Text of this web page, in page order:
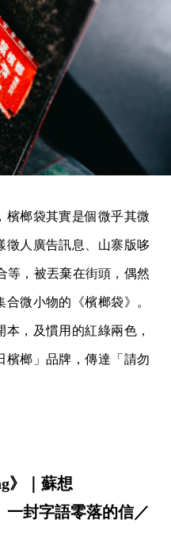
檳榔袋其實是個微乎其微
徵人廣告訊息、山寨版哆
等，被丟棄在街頭，偶然
微小物的《檳榔袋》。
，及慣用的紅綠兩色，
檳榔」品牌，傳達「請勿
》｜蘇想
一封字語零落的信／